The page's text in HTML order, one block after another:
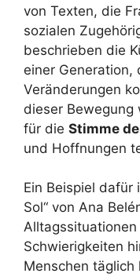
von Texten, die
sozialen
beschrieben die
einer Generation,
Veränderungen
dieser Bewegung
für die Stimme
und Hoffnungen
Ein Beispiel dafür
Sol“ von Ana
Schwierigkeiten
Menschen täglich